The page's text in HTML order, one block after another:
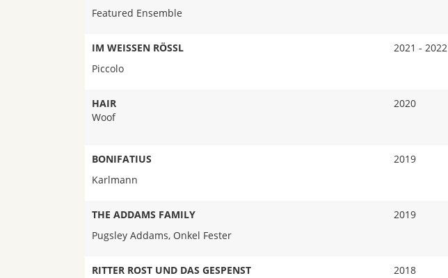
Featured Ensemble
IM WEISSEN RÖSSL
Piccolo
2021 - 2022
HAIR
Woof
2020
BONIFATIUS
Karlmann
2019
THE ADDAMS FAMILY
Pugsley Addams, Onkel Fester
2019
RITTER ROST UND DAS GESPENST
2018